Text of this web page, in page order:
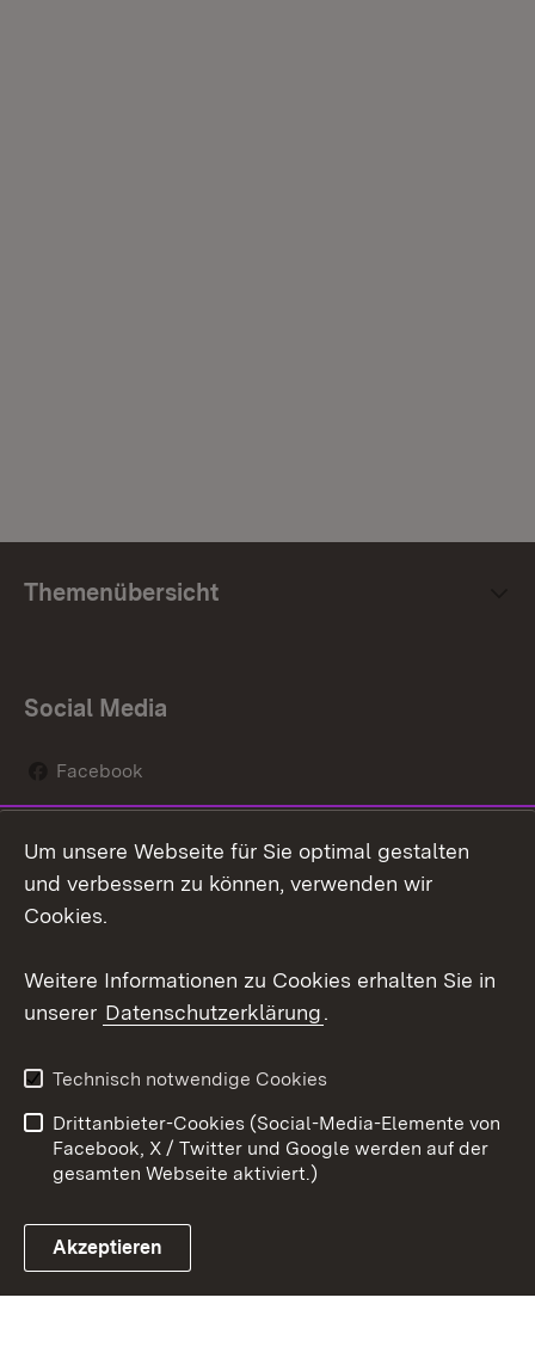
Themenübersicht
Social Media
Facebook
Social Wall
Youtube
Link zum Landesportal
Kontakt
Datenschutz
Barrierefreiheit
Impressum Cookies
Um unsere Webseite für Sie optimal gestalten
und verbessern zu können, verwenden wir
Cookies.
Weitere Informationen zu Cookies erhalten Sie in
unserer Datenschutzerklärung.
Technisch notwendige Cookies
Drittanbieter-Cookies (Social-Media-Elemente von
Facebook, X / Twitter und Google werden auf der
gesamten Webseite aktiviert.)
Akzeptieren